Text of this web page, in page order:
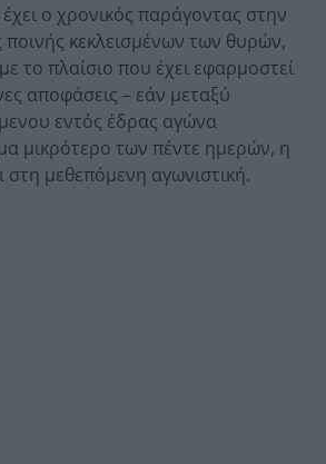
έχει ο χρονικός παράγοντας στην
κεκλεισμένων των θυρών,
το πλαίσιο που έχει εφαρμοστεί
αποφάσεις – εάν μεταξύ
εντός έδρας αγώνα
μικρότερο των πέντε ημερών, η
στη μεθεπόμενη αγωνιστική.